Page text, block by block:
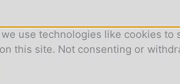
use technologies like cookies
this site. Not consenting or